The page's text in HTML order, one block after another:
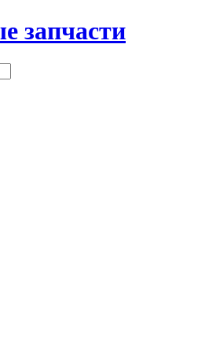
запчасти